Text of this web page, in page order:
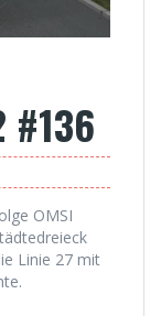
#136
OMSI
Linie 27 mit